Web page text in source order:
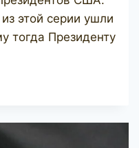
этой серии ушли
тогда Президенту